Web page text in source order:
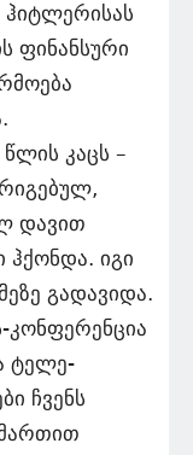
ჰიტლერისას
ფინანსური
კაცს –
დავით
ჰქონდა. იგი
გადავიდა.
კონფერენცია
ტელე-
ჩვენს